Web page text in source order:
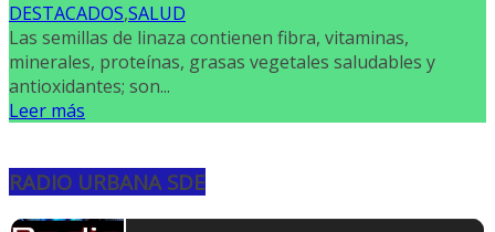
DESTACADOS,SALUD
Las semillas de linaza contienen fibra, vitaminas,
minerales, proteínas, grasas vegetales saludables y
antioxidantes; son...
Leer más
RADIO URBANA SDE